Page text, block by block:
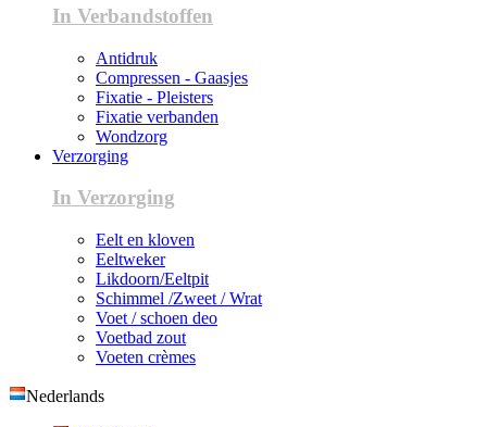
In Verbandstoffen
Antidruk
Compressen - Gaasjes
Fixatie - Pleisters
Fixatie verbanden
Wondzorg
Verzorging
In Verzorging
Eelt en kloven
Eeltweker
Likdoorn/Eeltpit
Schimmel /Zweet / Wrat
Voet / schoen deo
Voetbad zout
Voeten crèmes
Nederlands